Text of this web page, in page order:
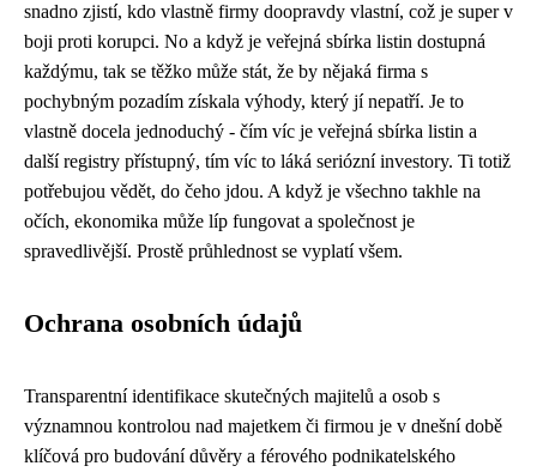
snadno zjistí, kdo vlastně firmy doopravdy vlastní, což je super v
boji proti korupci. No a když je veřejná sbírka listin dostupná
každýmu, tak se těžko může stát, že by nějaká firma s
pochybným pozadím získala výhody, který jí nepatří. Je to
vlastně docela jednoduchý - čím víc je veřejná sbírka listin a
další registry přístupný, tím víc to láká seriózní investory. Ti totiž
potřebujou vědět, do čeho jdou. A když je všechno takhle na
očích, ekonomika může líp fungovat a společnost je
spravedlivější. Prostě průhlednost se vyplatí všem.
Ochrana osobních údajů
Transparentní identifikace skutečných majitelů a osob s
významnou kontrolou nad majetkem či firmou je v dnešní době
klíčová pro budování důvěry a férového podnikatelského